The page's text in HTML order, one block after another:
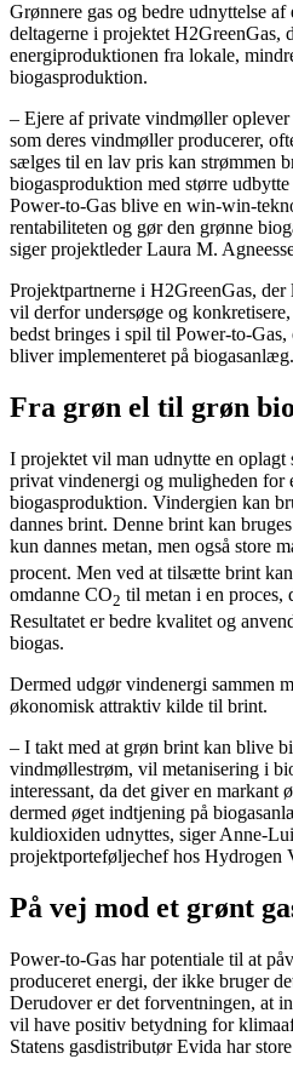
Grønnere gas og bedre udnyttelse
deltagerne i projektet H2GreenGas,
energiproduktionen fra lokale,
biogasproduktion.
– Ejere af private vindmøller
som deres vindmøller producerer,
sælges til en lav pris kan strømmen
biogasproduktion med større
Power-to-Gas blive en win-win-
rentabiliteten og gør den grønne
siger projektleder Laura M.
Projektpartnerne i H2GreenGas,
vil derfor undersøge og
bedst bringes i spil til Power-to-
bliver implementeret på biogasanlæg.
Fra grøn el til grøn
I projektet vil man udnytte en oplagt
privat vindenergi og muligheden for
biogasproduktion. Vindergien kan
dannes brint. Denne brint kan
kun dannes metan, men også store
procent. Men ved at tilsætte brint
omdanne CO2 til metan i en proces,
Resultatet er bedre kvalitet og
biogas.
Dermed udgør vindenergi sammen
økonomisk attraktiv kilde til brint.
– I takt med at grøn brint kan blive
vindmøllestrøm, vil metanisering i
interessant, da det giver en markant
dermed øget indtjening på
kuldioxiden udnyttes, siger Anne-
projektporteføljechef hos Hydrogen
På vej mod et grønt
Power-to-Gas har potentiale til at
produceret energi, der ikke bruger
Derudover er det forventningen, at
vil have positiv betydning for
Statens gasdistributør Evida har